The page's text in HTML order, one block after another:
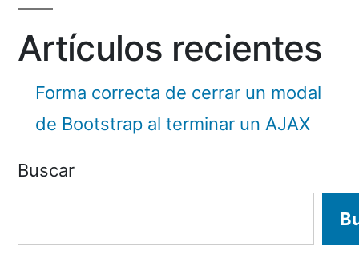
Artículos recientes
Forma correcta de cerrar un modal
de Bootstrap al terminar un AJAX
Buscar